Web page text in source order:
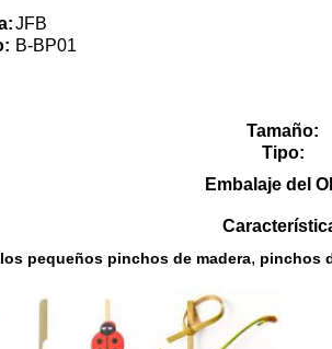
JFB
B-BP01
Tamaño:
Tipo:
Embalaje del
pequeños pinchos de madera, pinchos